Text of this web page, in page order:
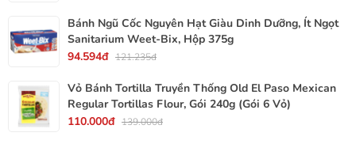
Bánh Ngũ Cốc Nguyên Hạt Giàu Dinh Dưỡng, Ít Ngọt
Sanitarium Weet-Bix, Hộp 375g
94.594đ 121.235đ
Vỏ Bánh Tortilla Truyền Thống Old El Paso Mexican
Regular Tortillas Flour, Gói 240g (Gói 6 Vỏ)
110.000đ 139.000đ